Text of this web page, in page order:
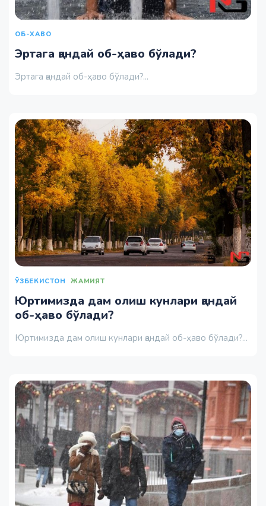
ОБ-ХАВО
Эртага қандай об-ҳаво бўлади?
Эртага қандай об-ҳаво бўлади?...
ЎЗБЕКИСТОН ЖАМИЯТ
Юртимизда дам олиш кунлари қандай
об-ҳаво бўлади?
Юртимизда дам олиш кунлари қандай об-ҳаво бўлади?...